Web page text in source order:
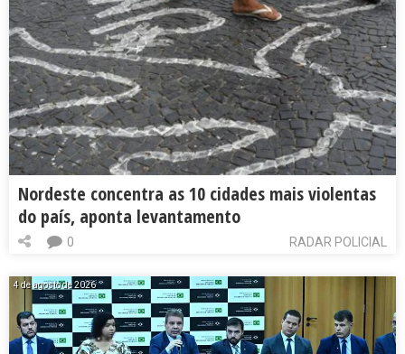
Nordeste concentra as 10 cidades mais violentas
do país, aponta levantamento
RADAR POLICIAL
0
4 de agosto de 2026